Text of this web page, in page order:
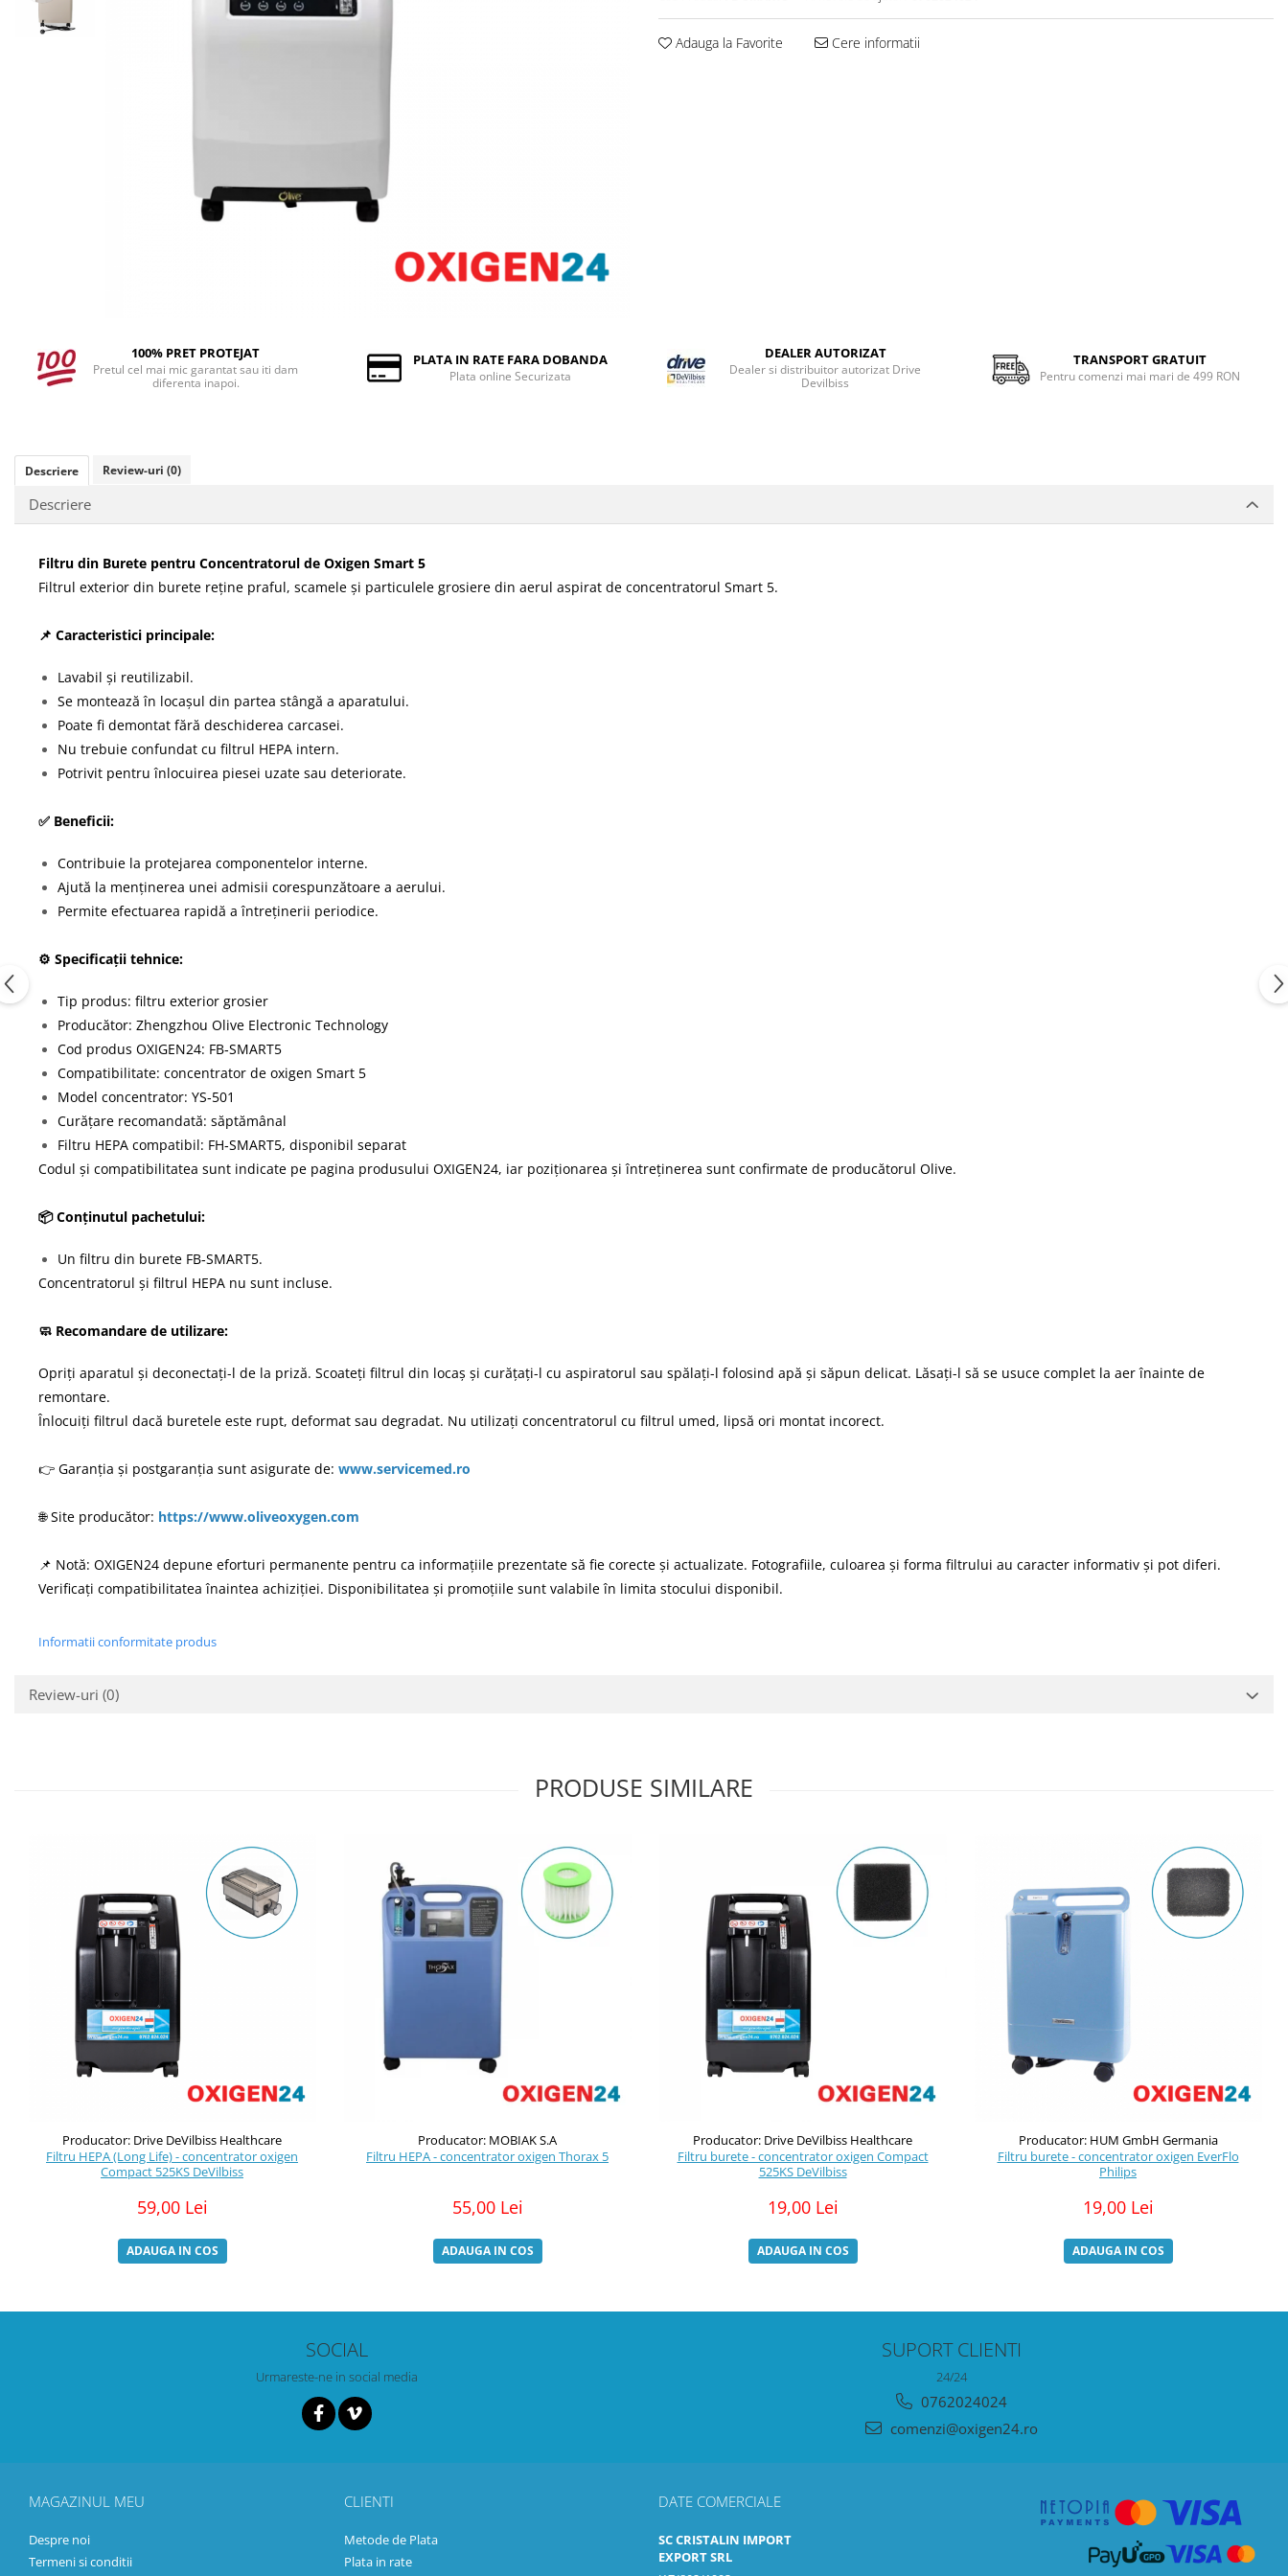
Adauga la Favorite Cere informatii
100% PRET PROTEJAT
Pretul cel mai mic garantat sau iti dam
diferenta inapoi.
PLATA IN RATE FARA DOBANDA
Plata online Securizata
DEALER AUTORIZAT
Dealer si distribuitor autorizat Drive
Devilbiss
TRANSPORT GRATUIT
Pentru comenzi mai mari de 499 RON
Descriere Review-uri (0)
Descriere
Filtru din Burete pentru Concentratorul de Oxigen Smart 5
Filtrul exterior din burete reține praful, scamele și particulele grosiere din aerul aspirat de concentratorul Smart 5.
📌 Caracteristici principale:
Lavabil și reutilizabil.
Se montează în locașul din partea stângă a aparatului.
Poate fi demontat fără deschiderea carcasei.
Nu trebuie confundat cu filtrul HEPA intern.
Potrivit pentru înlocuirea piesei uzate sau deteriorate.
✅ Beneficii:
Contribuie la protejarea componentelor interne.
Ajută la menținerea unei admisii corespunzătoare a aerului.
Permite efectuarea rapidă a întreținerii periodice.
⚙️ Specificații tehnice:
Tip produs: filtru exterior grosier
Producător: Zhengzhou Olive Electronic Technology
Cod produs OXIGEN24: FB‑SMART5
Compatibilitate: concentrator de oxigen Smart 5
Model concentrator: YS‑501
Curățare recomandată: săptămânal
Filtru HEPA compatibil: FH‑SMART5, disponibil separat
Codul și compatibilitatea sunt indicate pe pagina produsului OXIGEN24, iar poziționarea și întreținerea sunt confirmate de producătorul Olive.
📦 Conținutul pachetului:
Un filtru din burete FB‑SMART5.
Concentratorul și filtrul HEPA nu sunt incluse.
🧼 Recomandare de utilizare:
Opriți aparatul și deconectați-l de la priză. Scoateți filtrul din locaș și curățați-l cu aspiratorul sau spălați-l folosind apă și săpun delicat. Lăsați-l să se usuce complet la aer înainte de
remontare.
Înlocuiți filtrul dacă buretele este rupt, deformat sau degradat. Nu utilizați concentratorul cu filtrul umed, lipsă ori montat incorect.
👉 Garanția și postgaranția sunt asigurate de: www.servicemed.ro
🌐 Site producător: https://www.oliveoxygen.com
📌 Notă: OXIGEN24 depune eforturi permanente pentru ca informațiile prezentate să fie corecte și actualizate. Fotografiile, culoarea și forma filtrului au caracter informativ și pot diferi.
Verificați compatibilitatea înaintea achiziției. Disponibilitatea și promoțiile sunt valabile în limita stocului disponibil.
Informatii conformitate produs
Review-uri (0)
PRODUSE SIMILARE
Producator: Drive DeVilbiss Healthcare
Filtru HEPA (Long Life) - concentrator oxigen
Compact 525KS DeVilbiss
59,00 Lei
ADAUGA IN COS
Producator: MOBIAK S.A
Filtru HEPA - concentrator oxigen Thorax 5
55,00 Lei
ADAUGA IN COS
Producator: Drive DeVilbiss Healthcare
Filtru burete - concentrator oxigen Compact
525KS DeVilbiss
19,00 Lei
ADAUGA IN COS
Producator: HUM GmbH Germania
Filtru burete - concentrator oxigen EverFlo
Philips
19,00 Lei
ADAUGA IN COS
SOCIAL
Urmareste-ne in social media
SUPORT CLIENTI
24/24
0762024024
comenzi@oxigen24.ro
MAGAZINUL MEU
Despre noi
Termeni si conditii
CLIENTI
Metode de Plata
Plata in rate
DATE COMERCIALE
SC CRISTALIN IMPORT
EXPORT SRL